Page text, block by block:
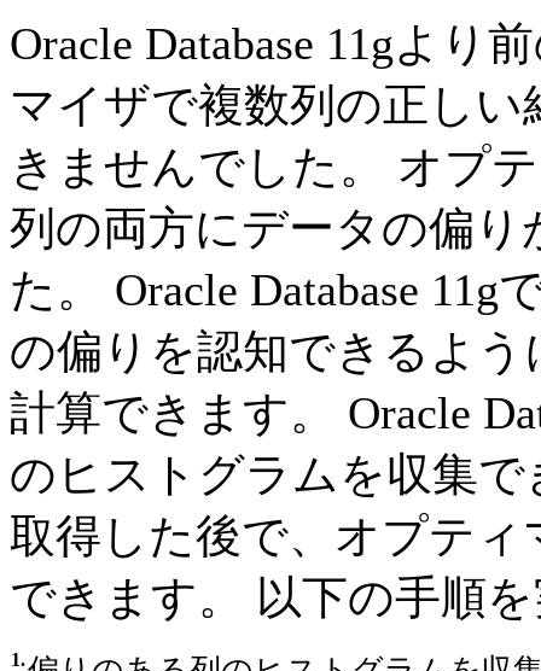
Oracle Database 11gより
マイザで複数列の正し
きませんでした。 オプ
列の両方にデータの偏
た。 Oracle Database 11g
の偏りを認知できるよ
計算できます。 Oracle
のヒストグラムを収集
取得した後で、オプテ
できます。 以下の手順
1.